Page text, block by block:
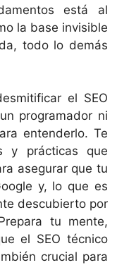
está al
la base invisible
todo lo demás
el SEO
programador ni
entenderlo. Te
y prácticas que
asegurar que tu
y, lo que es
descubierto por
tu mente,
el SEO técnico
crucial para